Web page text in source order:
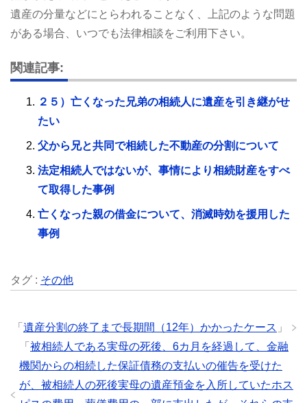
遺産の分量などにとらわれることなく、上記のような問題
がある場合、いつでも法律相談をご利用下さい。
関連記事:
２５）亡くなった兄弟の相続人に遺産を引き継がせ
たい
父から兄と共同で相続した不動産の分割について
法定相続人ではないが、事情により相続財産をすべ
て取得した事例
亡くなった親の借金について、消滅時効を援用した
事例
タグ : その他
「 遺産分割の終了まで長期間（12年）かかったケース 」
「 被相続人である実母の死後、6カ月を経過して、金融
機関からの相続した保証債務の支払いの催告を受けた
が、被相続人の死後実母の遺産預金を入所していたホス